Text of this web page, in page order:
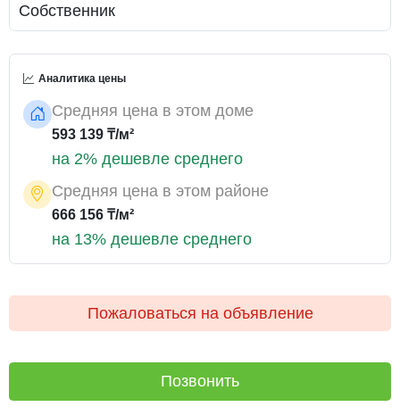
Собственник
Аналитика цены
Средняя цена в этом доме
593 139 ₸/м²
на 2% дешевле среднего
Средняя цена в этом районе
666 156 ₸/м²
на 13% дешевле среднего
Пожаловаться на объявление
Позвонить